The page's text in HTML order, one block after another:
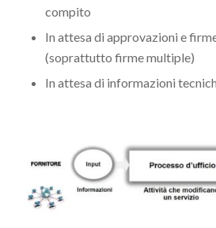
compito
In attesa di approvazioni e
(soprattutto firme multiple)
In attesa di informazioni